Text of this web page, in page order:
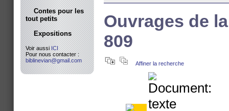
Ouvrages de
809
Affiner la recherche
Contes pour les
tout petits
Expositions
Voir aussiICI
Pour nous contacter :
biblinevian@gmail.com